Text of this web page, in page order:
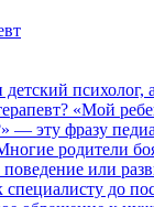
психолог,
«Мой
— эту фразу
родители
или
до